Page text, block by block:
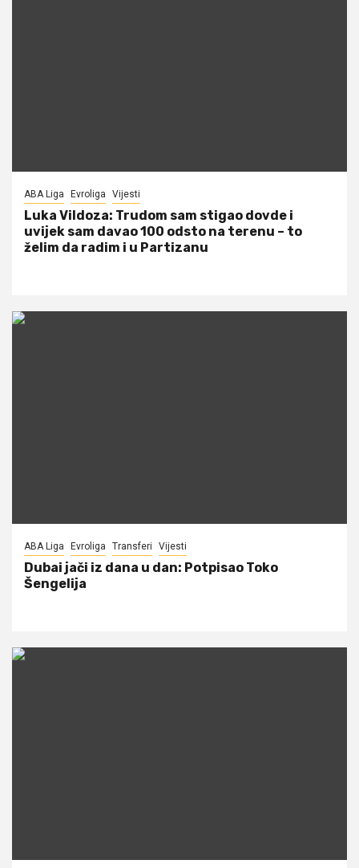
ABA Liga Evroliga Vijesti
Luka Vildoza: Trudom sam stigao dovde i
uvijek sam davao 100 odsto na terenu – to
želim da radim i u Partizanu
ABA Liga Evroliga Transferi Vijesti
Dubai jači iz dana u dan: Potpisao Toko
Šengelija